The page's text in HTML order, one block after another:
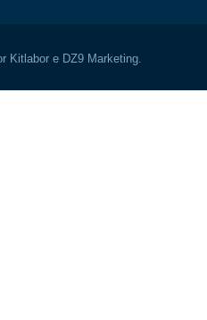
Kitlabor e DZ9 Marketing.